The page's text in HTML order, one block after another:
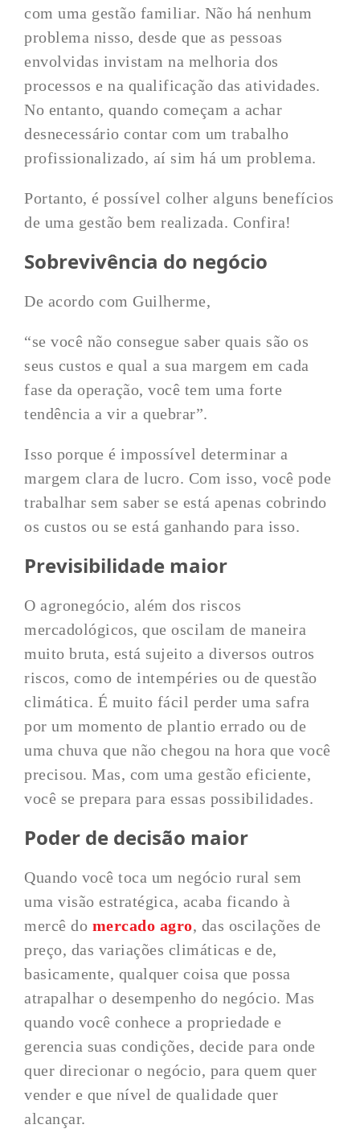
com uma gestão familiar. Não há nenhum
problema nisso, desde que as pessoas
envolvidas invistam na melhoria dos
processos e na qualificação das atividades.
No entanto, quando começam a achar
desnecessário contar com um trabalho
profissionalizado, aí sim há um problema.
Portanto, é possível colher alguns benefícios
de uma gestão bem realizada. Confira!
Sobrevivência do negócio
De acordo com Guilherme,
“se você não consegue saber quais são os
seus custos e qual a sua margem em cada
fase da operação, você tem uma forte
tendência a vir a quebrar”.
Isso porque é impossível determinar a
margem clara de lucro. Com isso, você pode
trabalhar sem saber se está apenas cobrindo
os custos ou se está ganhando para isso.
Previsibilidade maior
O agronegócio, além dos riscos
mercadológicos, que oscilam de maneira
muito bruta, está sujeito a diversos outros
riscos, como de intempéries ou de questão
climática. É muito fácil perder uma safra
por um momento de plantio errado ou de
uma chuva que não chegou na hora que você
precisou. Mas, com uma gestão eficiente,
você se prepara para essas possibilidades.
Poder de decisão maior
Quando você toca um negócio rural sem
uma visão estratégica, acaba ficando à
mercê do mercado agro, das oscilações de
preço, das variações climáticas e de,
basicamente, qualquer coisa que possa
atrapalhar o desempenho do negócio. Mas
quando você conhece a propriedade e
gerencia suas condições, decide para onde
quer direcionar o negócio, para quem quer
vender e que nível de qualidade quer
alcançar.